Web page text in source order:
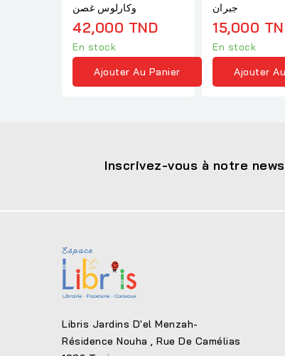
وكارلوس غصن
42,000 TND
En stock
Ajouter Au Panier
جبران
15,000
En stock
Ajouter
Inscrivez-vous à notre
Libris Jardins D'el Menzah-
Résidence Nouha , Rue De Camélias